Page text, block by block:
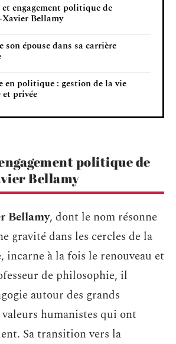
et engagement politique de
Bellamy
son épouse dans sa carrière
en politique : gestion de la vie
privée
politique de
Bellamy
Bellamy, dont le nom résonne
gravité dans les cercles de la
incarne à la fois le renouveau et
de philosophie, il
autour des grands
valeurs humanistes qui ont
Sa transition vers la